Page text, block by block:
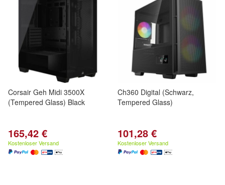
Corsair Geh Midi 3500X
(Tempered Glass) Black
165,42 €
Kostenloser Versand
Ch360 Digital (Schwarz,
Tempered Glass)
101,28 €
Kostenloser Versand